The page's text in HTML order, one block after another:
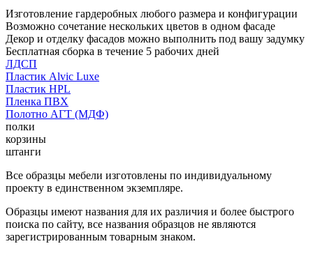
Изготовление гардеробных любого размера и конфигурации
Возможно сочетание нескольких цветов в одном фасаде
Декор и отделку фасадов можно выполнить под вашу задумку
Бесплатная сборка в течение 5 рабочих дней
ЛДСП
Пластик Alvic Luxe
Пластик HPL
Пленка ПВХ
Полотно АГТ (МДФ)
полки
корзины
штанги
Все образцы мебели изготовлены по индивидуальному
проекту в единственном экземпляре.
Образцы имеют названия для их различия и более быстрого
поиска по сайту, все названия образцов не являются
зарегистрированным товарным знаком.